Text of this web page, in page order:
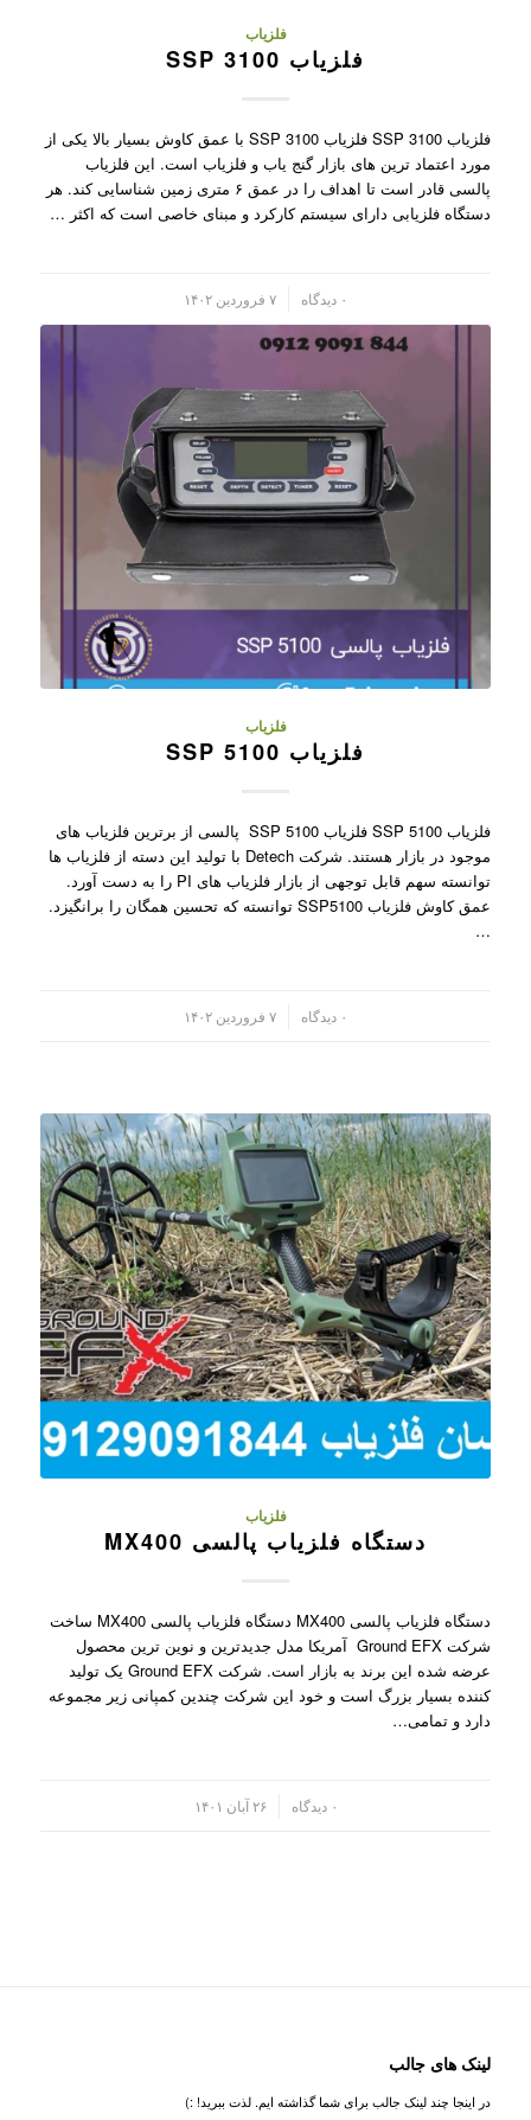
فلزیاب
فلزیاب SSP 3100
فلزیاب SSP 3100 فلزیاب SSP 3100 با عمق کاوش بسیار بالا یکی از
مورد اعتماد ترین های بازار گنج یاب و فلزیاب است. این فلزیاب
پالسی قادر است تا اهداف را در عمق ۶ متری زمین شناسایی کند. هر
دستگاه فلزیابی دارای سیستم کارکرد و مبنای خاصی است که اکثر …
۰ دیدگاه ۷ فروردین ۱۴۰۲
فلزیاب
فلزیاب SSP 5100
فلزیاب SSP 5100 فلزیاب SSP 5100 پالسی از برترین فلزیاب های
موجود در بازار هستند. شرکت Detech با تولید این دسته از فلزیاب ها
توانسته سهم قابل توجهی از بازار فلزیاب های PI را به دست آورد.
عمق کاوش فلزیاب SSP5100 توانسته که تحسین همگان را برانگیزد.
…
۰ دیدگاه ۷ فروردین ۱۴۰۲
فلزیاب
دستگاه فلزیاب پالسی MX400
دستگاه فلزیاب پالسی MX400 دستگاه فلزیاب پالسی MX400 ساخت
شرکت Ground EFX آمریکا مدل جدیدترین و نوین ترین محصول
عرضه شده این برند به بازار است. شرکت Ground EFX یک تولید
کننده بسیار بزرگ است و خود این شرکت چندین کمپانی زیر مجموعه
دارد و تمامی…
۰ دیدگاه ۲۶ آبان ۱۴۰۱
لینک های جالب
در اینجا چند لینک جالب برای شما گذاشته ایم. لذت ببرید! :)